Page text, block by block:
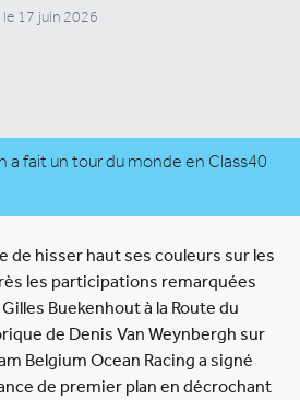
le 17 juin 2026
a fait un tour du monde en Class40
de hisser haut ses couleurs sur les
les participations remarquées
Buekenhout à la Route du
de Denis Van Weynbergh sur
Belgium Ocean Racing a signé
de premier plan en décrochant